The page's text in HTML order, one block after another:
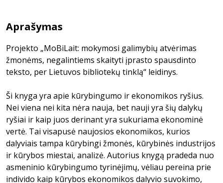
Aprašymas
Projekto „MoBiLait: mokymosi galimybių atvėrimas
žmonėms, negalintiems skaityti įprasto spausdinto
teksto, per Lietuvos bibliotekų tinklą“ leidinys.
Ši knyga yra apie kūrybingumo ir ekonomikos ryšius.
Nei viena nei kita nėra nauja, bet nauji yra šių dalykų
ryšiai ir kaip juos derinant yra sukuriama ekonominė
vertė. Tai visapusė naujosios ekonomikos, kurios
dalyviais tampa kūrybingi žmonės, kūrybinės industrijos
ir kūrybos miestai, analizė. Autorius knygą pradeda nuo
asmeninio kūrybingumo tyrinėjimų, vėliau pereina prie
individo kaip kūrybos ekonomikos dalyvio suvokimo,